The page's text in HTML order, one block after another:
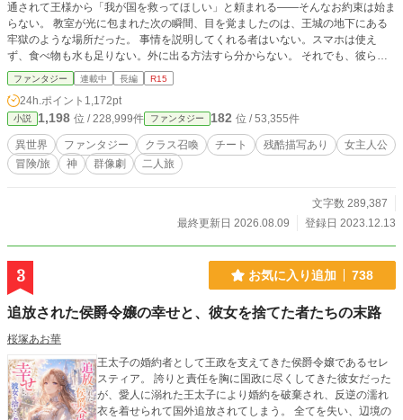
通されて王様から「我が国を救ってほしい」と頼まれる――そんなお約束は始ま
らない。 教室が光に包まれた次の瞬間、目を覚ましたのは、王城の地下にある
牢獄のような場所だった。 事情を説明してくれる者はいない。スマホは使え
ず、食べ物も水も足りない。外に出る方法すら分からない。 それでも、彼らの
身体には異世界に適応するための変化が起きていた。 鑑定、収納、結界、回
復、転移、念力、魔術――身に覚えのない力を手に入れたクラスメイトたちは、
戸惑いながらも地下遺跡からの脱出を目指す。 人間不信で集団行動が苦手な乃
愛。 自由奔放で謎の不登校生・沙奈。 クラスの中で孤立していた二人は、互い
を放っておけないまま、少しずつ行動を共にするようになる。 勝手に召喚され
た高校生たちは、英雄でも兵器でもない。 力があっても、異世界に順応できる
とは限らない。 常識も、価値観も、生態も、信仰も違う世界で、まずは生き延
彼らは知ることになる。 自分たちを召喚した者たちの事情も、この世界の歴史
も、魔族と呼ばれる者たちの正体も、聞かされていた物語とは少しずつ違ってい
トたちが、それぞれの居場所と生き方を見つけていく物語。 ※他サイトでも同
作を投稿しています。
ファンタジー 連載中 長編 R15
24h.ポイント 1,172pt
小説 1,198 位 / 228,999件 ファンタジー 182 位 / 53,355件
異世界 ファンタジー クラス召喚 チート 残酷描写あり
女主人公
冒険/旅
神 群像劇 二人旅
文字数 289,387
最終更新日 2026.08.09
登録日 2023.12.13
3 お気に入り追加 738
追放された侯爵令嬢の幸せと、彼女を捨てた者たちの末路
桜塚あお華
王太子の婚約者として王政を支えてきた侯爵令嬢であるセレ
スティア。 誇りと責任を胸に国政に尽くしてきた彼女だった
が、愛人に溺れた王太子により婚約を破棄され、反逆の濡れ
衣を着せられて国外追放されてしまう。 全てを失い、辺境の